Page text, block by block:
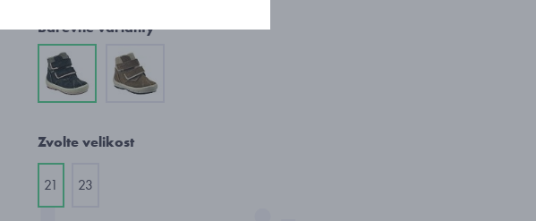
Barevné varianty
Zvolte velikost
21 23